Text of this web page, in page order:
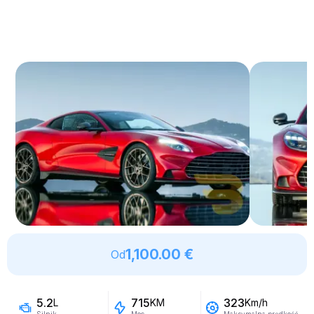
Od1,100.00 €
5.2L 715KM 323Km/h